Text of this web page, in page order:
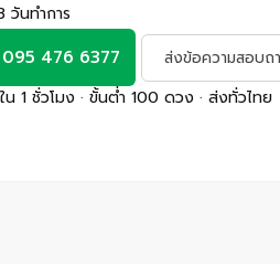
วันทำการ
476 6377
ส่งข้อความสอบ
1 ชั่วโมง · ขั้นต่ำ 100 ดวง · ส่งทั่วไทย